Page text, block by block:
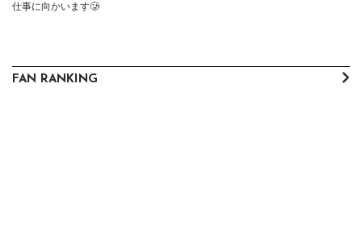
仕事に向かいます🥲
FAN RANKING